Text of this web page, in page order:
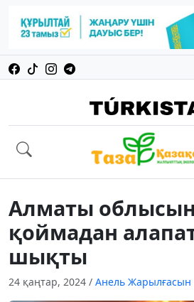
Алматы
қоймадан
шықты
24 қаңтар, 2024 / Анель Жарылғасын